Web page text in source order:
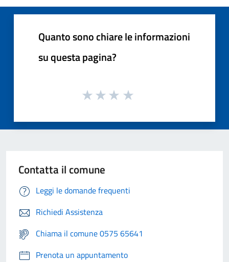
Quanto sono chiare le informazioni
su questa pagina?
Contatta il comune
Leggi le domande frequenti
Richiedi Assistenza
Chiama il comune 0575 65641
Prenota un appuntamento